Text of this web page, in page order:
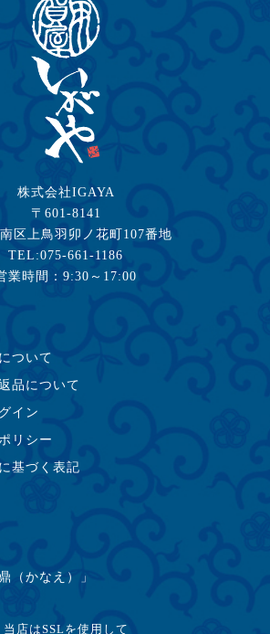
株式会社IGAYA
〒601-8141
区上鳥羽卯ノ花町107番地
TEL:075-661-1186
業時間：9:30～17:00
ついて
品について
イン
リシー
基づく表記
（かなえ）」
当店はSSLを使用して